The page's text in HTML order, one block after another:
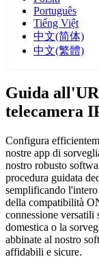
Português
Tiếng Việt
中文(简体)
中文(繁體)
Guida
telecamera
Configura
nostre app di
nostro robusto
procedura guidata
semplificando
della compatibilità
connessione versatili
domestica o la
abbinate al nostro
affidabili e sicure.